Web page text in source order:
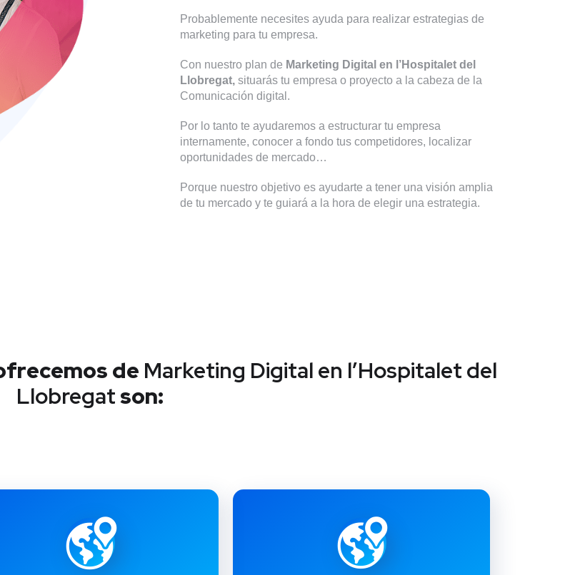
Probablemente necesites ayuda para realizar estrategias de
marketing para tu empresa.
Con nuestro plan de Marketing Digital en l’Hospitalet del
Llobregat,situarás tu empresa o proyecto a la cabeza de la
Comunicación digital.
Por lo tanto te ayudaremos a estructurar tu empresa
internamente, conocer a fondo tus competidores, localizar
oportunidades de mercado…
Porque nuestro objetivo es ayudarte a tener una visión amplia
de tu mercado y te guiará a la hora de elegir una estrategia.
de Marketing Digital en l’Hospitalet del
Llobregatson: